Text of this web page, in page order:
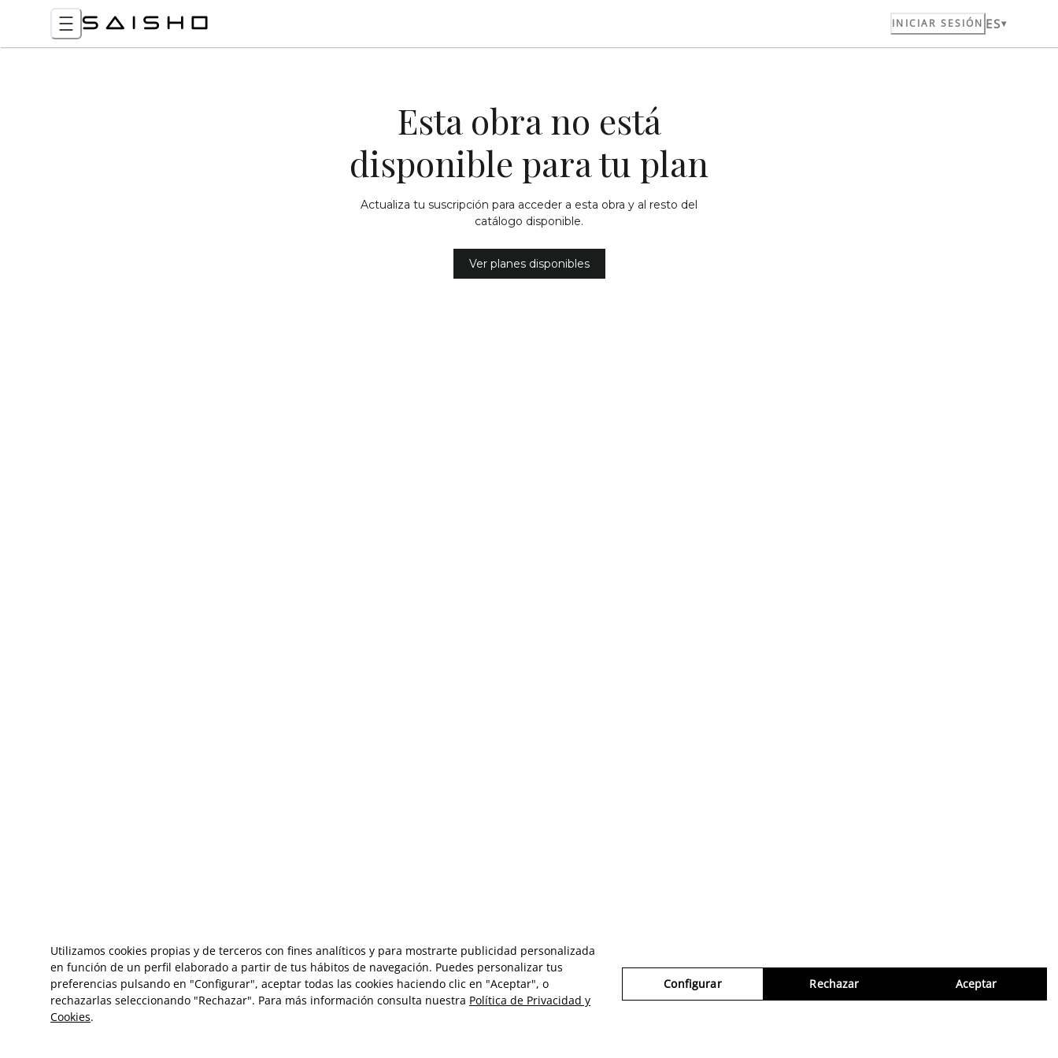
INICIAR SESIÓN ES
Esta obra no está
disponible para tu plan
Actualiza tu suscripción para acceder a esta obra y al resto del
catálogo disponible.
Ver planes disponibles
Utilizamos cookies propias y de terceros con fines analíticos y para mostrarte publicidad personalizada
en función de un perfil elaborado a partir de tus hábitos de navegación. Puedes personalizar tus
preferencias pulsando en "Configurar", aceptar todas las cookies haciendo clic en "Aceptar", o
rechazarlas seleccionando "Rechazar". Para más información consulta nuestra Política de Privacidad y
Cookies.
Configurar Rechazar Aceptar